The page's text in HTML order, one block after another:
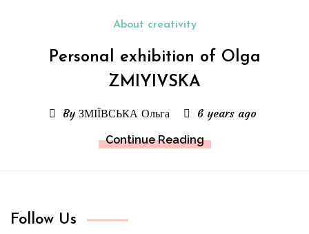
About creativity
Personal exhibition of Olga
ZMIYIVSKA
By ЗМІЇВСЬКА Ольга 6 years ago
Continue Reading
Follow Us